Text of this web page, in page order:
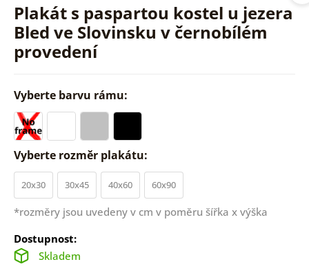
Plakát s paspartou kostel u jezera
Bled ve Slovinsku v černobílém
provedení
Vyberte barvu rámu:
Vyberte rozměr plakátu:
20x30 30x45 40x60 60x90
*rozměry jsou uvedeny v cm v poměru šířka x výška
Dostupnost:
Skladem